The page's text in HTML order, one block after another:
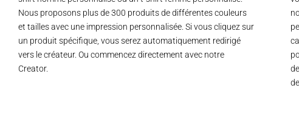
Nous proposons plus de 300 produits de différentes couleurs
et tailles avec une impression personnalisée. Si vous cliquez sur
un produit spécifique, vous serez automatiquement redirigé
vers le créateur. Ou commencez directement avec notre
Creator.